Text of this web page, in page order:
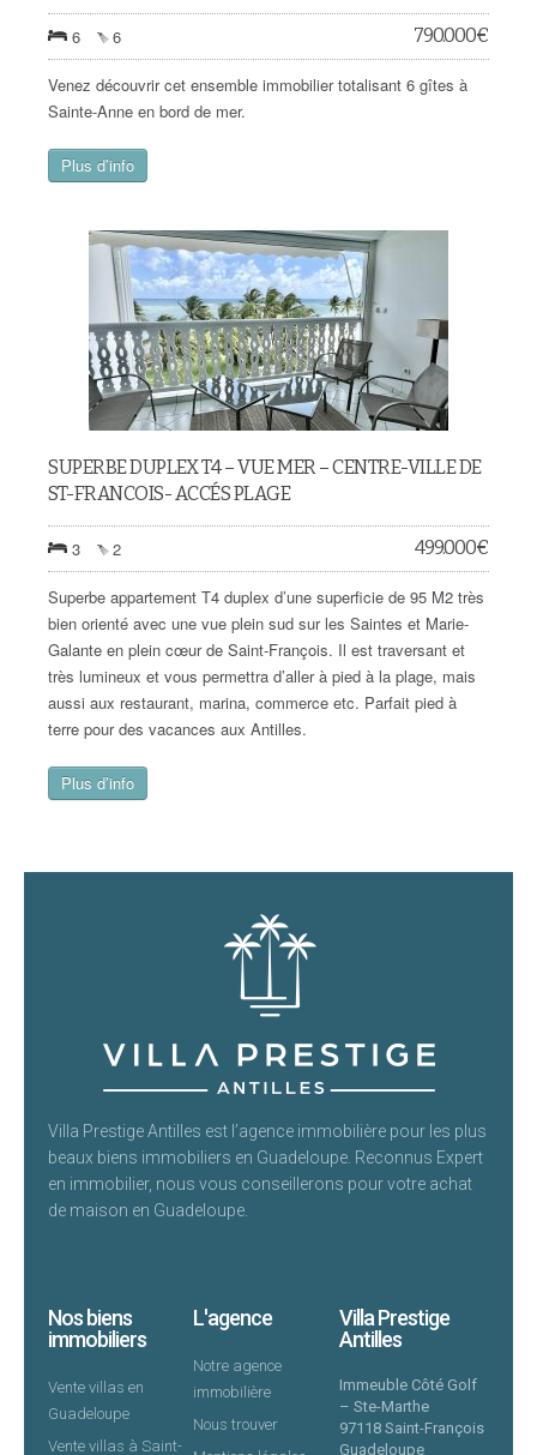
6 6 790.000€
Venez découvrir cet ensemble immobilier totalisant 6 gîtes à
Sainte-Anne en bord de mer.
Plus d’info
SUPERBE DUPLEX T4 – VUE MER – CENTRE-VILLE DE
ST-FRANCOIS- ACCÉS PLAGE
3 2 499.000€
Superbe appartement T4 duplex d’une superficie de 95 M2 très
bien orienté avec une vue plein sud sur les Saintes et Marie-
Galante en plein cœur de Saint-François. Il est traversant et
très lumineux et vous permettra d’aller à pied à la plage, mais
aussi aux restaurant, marina, commerce etc. Parfait pied à
terre pour des vacances aux Antilles.
Plus d’info
Villa Prestige Antilles est l’agence immobilière pour les plus
beaux biens immobiliers en Guadeloupe. Reconnus Expert
en immobilier, nous vous conseillerons pour votre achat
de maison en Guadeloupe.
Nos biens
immobiliers
Vente villas en
Guadeloupe
Vente villas à Saint-
L'agence
Notre agence
immobilière
Nous trouver
Villa Prestige
Antilles
Immeuble Côté Golf
– Ste-Marthe
97118 Saint-François
Guadeloupe